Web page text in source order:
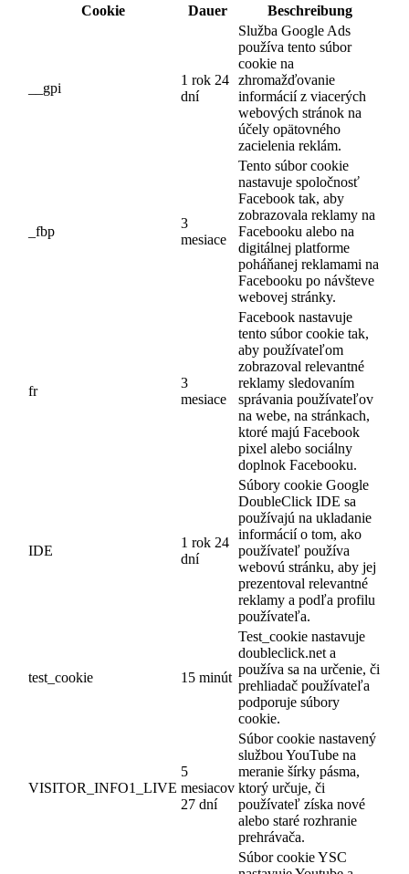
Cookie
Dauer Beschreibung
__gpi
1 rok 24
dní
Služba Google Ads
používa tento súbor
cookie na
zhromažďovanie
informácií z viacerých
webových stránok na
účely opätovného
zacielenia reklám.
_fbp
3
mesiace
Tento súbor cookie
nastavuje spoločnosť
Facebook tak, aby
zobrazovala reklamy na
Facebooku alebo na
digitálnej platforme
poháňanej reklamami na
Facebooku po návšteve
webovej stránky.
fr
3
mesiace
Facebook nastavuje
tento súbor cookie tak,
aby používateľom
zobrazoval relevantné
reklamy sledovaním
správania používateľov
na webe, na stránkach,
ktoré majú Facebook
pixel alebo sociálny
doplnok Facebooku.
IDE
1 rok 24
dní
Súbory cookie Google
DoubleClick IDE sa
používajú na ukladanie
informácií o tom, ako
používateľ používa
webovú stránku, aby jej
prezentoval relevantné
reklamy a podľa profilu
používateľa.
test_cookie 15 minút
Test_cookie nastavuje
doubleclick.net a
používa sa na určenie, či
prehliadač používateľa
podporuje súbory
cookie.
VISITOR_INFO1_LIVE
5
mesiacov
27 dní
Súbor cookie nastavený
službou YouTube na
meranie šírky pásma,
ktorý určuje, či
používateľ získa nové
alebo staré rozhranie
prehrávača.
Súbor cookie YSC